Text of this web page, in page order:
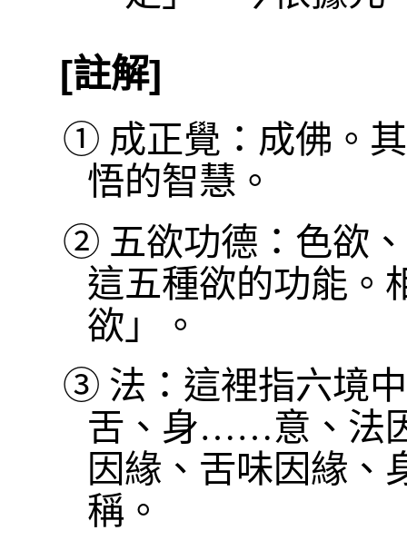
[註解]
① 成正覺：成佛。
悟的智慧。
② 五欲功德：色欲
這五種欲的功能。
欲」。
③ 法：這裡指六境
舌、身……意、法
因緣、舌味因緣、
稱。